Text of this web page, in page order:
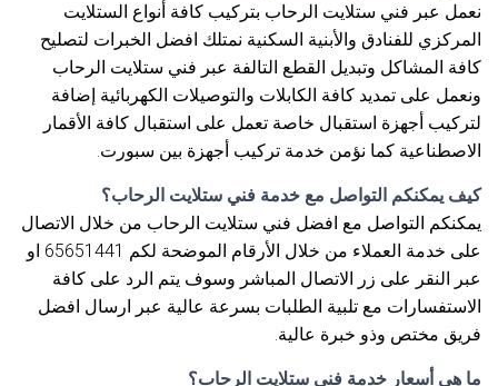
نعمل عبر فني ستلايت الرحاب بتركيب كافة أنواع الستلايت
المركزي للفنادق والأبنية السكنية نمتلك افضل الخبرات لتصليح
كافة المشاكل وتبديل القطع التالفة عبر فني ستلايت الرحاب
ونعمل على تمديد كافة الكابلات والتوصيلات الكهربائية إضافة
لتركيب أجهزة استقبال خاصة تعمل على استقبال كافة الأقمار
الاصطناعية كما نؤمن خدمة تركيب أجهزة بين سبورت.
كيف يمكنكم التواصل مع خدمة فني ستلايت الرحاب؟
يمكنكم التواصل مع افضل فني ستلايت الرحاب من خلال الاتصال
على خدمة العملاء من خلال الأرقام الموضحة لكم 65651441 او
عبر النقر على زر الاتصال المباشر وسوف يتم الرد على كافة
الاستفسارات مع تلبية الطلبات بسرعة عالية عبر ارسال افضل
فريق مختص وذو خبرة عالية.
ما هي أسعار خدمة فني ستلايت الرحاب؟